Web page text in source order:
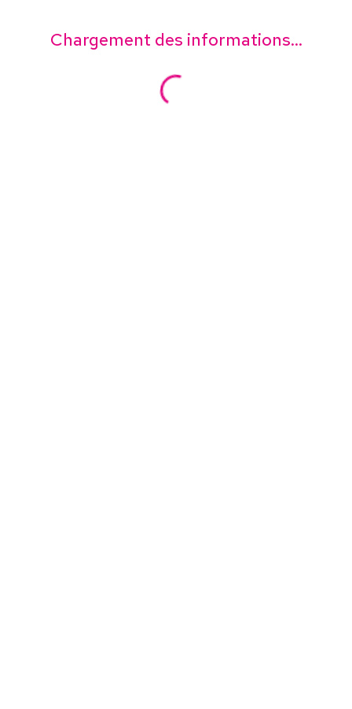
Chargement des informations...